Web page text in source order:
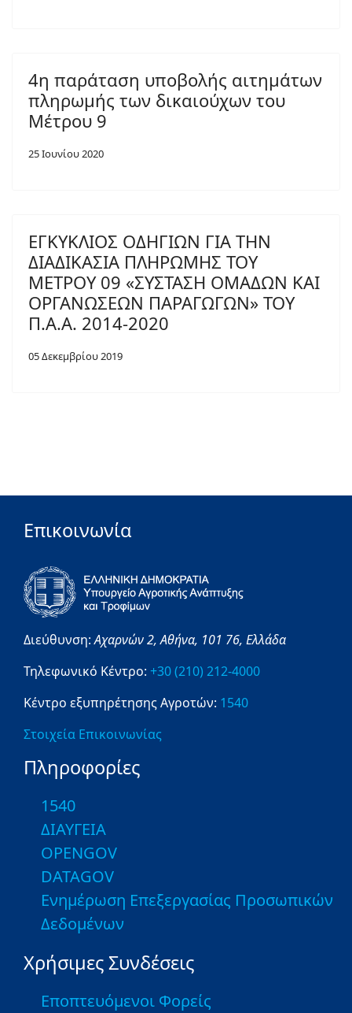
4η παράταση υποβολής αιτημάτων
πληρωμής των δικαιούχων του
Μέτρου 9
25 Ιουνίου 2020
ΕΓΚΥΚΛΙΟΣ ΟΔΗΓΙΩΝ ΓΙΑ ΤΗΝ
ΔΙΑΔΙΚΑΣΙΑ ΠΛΗΡΩΜΗΣ ΤΟΥ
ΜΕΤΡΟΥ 09 «ΣΥΣΤΑΣΗ ΟΜΑΔΩΝ ΚΑΙ
ΟΡΓΑΝΩΣΕΩΝ ΠΑΡΑΓΩΓΩΝ» ΤΟΥ
Π.Α.Α. 2014-2020
05 Δεκεμβρίου 2019
Επικοινωνία
Διεύθυνση:Αχαρνών 2,Αθήνα, 101 76, Ελλάδα
Τηλεφωνικό Κέντρο: +30 (210) 212-4000
Κέντρο εξυπηρέτησης Αγροτών: 1540
Στοιχεία Επικοινωνίας
Πληροφορίες
1540
ΔΙΑΥΓΕΙΑ
OPENGOV
DATAGOV
Ενημέρωση Επεξεργασίας Προσωπικών
Δεδομένων
Χρήσιμες Συνδέσεις
Εποπτευόμενοι Φορείς